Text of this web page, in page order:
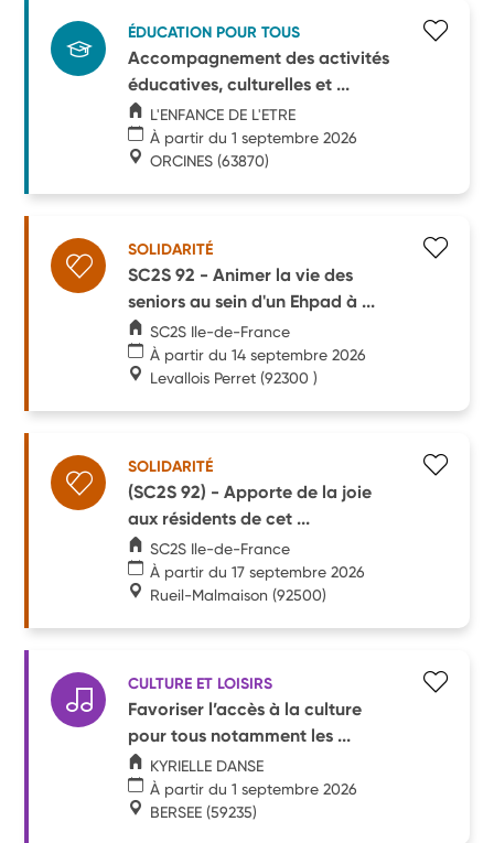
ÉDUCATION POUR TOUS
Accompagnement des activités
éducatives, culturelles et ...
L'ENFANCE DE L'ETRE
À partir du 1 septembre 2026
ORCINES (63870)
SOLIDARITÉ
SC2S 92 - Animer la vie des
seniors au sein d'un Ehpad à ...
SC2S Ile-de-France
À partir du 14 septembre 2026
Levallois Perret (92300 )
SOLIDARITÉ
(SC2S 92) - Apporte de la joie
aux résidents de cet ...
SC2S Ile-de-France
À partir du 17 septembre 2026
Rueil-Malmaison (92500)
CULTURE ET LOISIRS
Favoriser l’accès à la culture
pour tous notamment les ...
KYRIELLE DANSE
À partir du 1 septembre 2026
BERSEE (59235)